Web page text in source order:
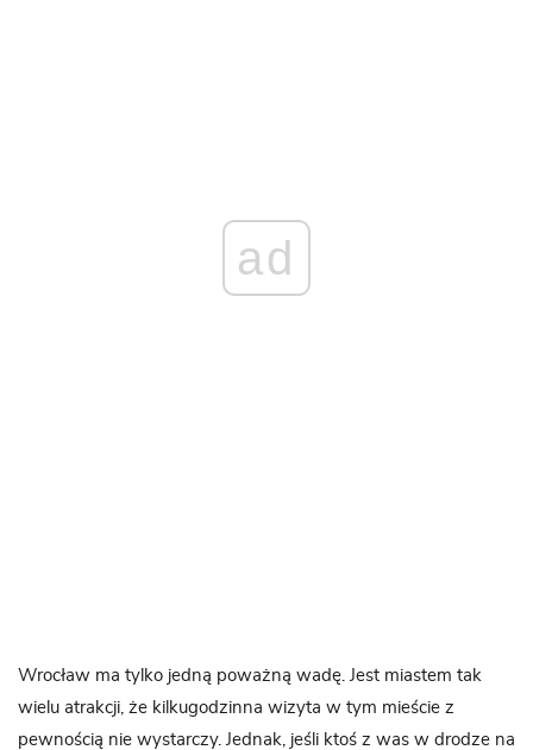
ad
Wrocław ma tylko jedną poważną wadę. Jest miastem tak
wielu atrakcji, że kilkugodzinna wizyta w tym mieście z
pewnością nie wystarczy. Jednak, jeśli ktoś z was w drodze na